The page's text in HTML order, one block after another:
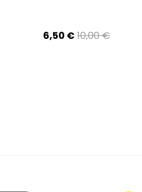
6,50 € 10,00 €